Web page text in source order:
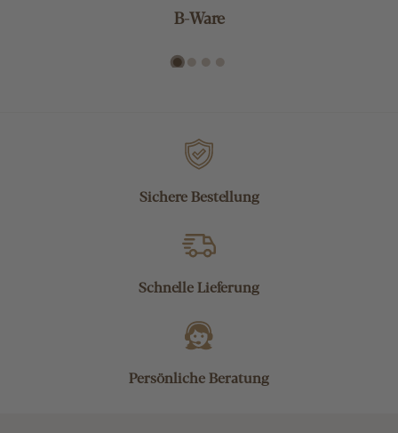
B-Ware
Sichere Bestellung
Schnelle Lieferung
Persönliche Beratung